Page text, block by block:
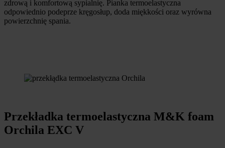
zdrową i komfortową sypialnię. Pianka termoelastyczna
odpowiednio podeprze kręgosłup, doda miękkości oraz wyrówna
powierzchnię spania.
Przekładka termoelastyczna M&K foam
Orchila EXC V